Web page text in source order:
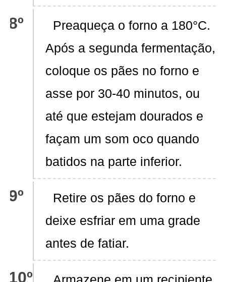
Preaqueça o forno a 180°C.
Após a segunda fermentação,
coloque os pães no forno e
asse por 30-40 minutos, ou
até que estejam dourados e
façam um som oco quando
batidos na parte inferior.
Retire os pães do forno e
deixe esfriar em uma grade
antes de fatiar.